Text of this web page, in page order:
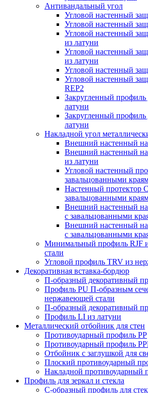
Антивандальный угол
Угловой настенный
Угловой настенный
Угловой настенный
из латуни
Угловой настенный
из латуни
Угловой настенный
Угловой настенный
REP2
Закругленный профиль
латуни
Закругленный профиль
латуни
Накладной угол
Внешний настенный
Внешний настенный
из латуни
Угловой настенный
завальцованными
Настенный протектор
завальцованными
Внешний настенный
с завальцованными
Внешний настенный
с завальцованными
Минимальный профиль RJF
стали
Угловой профиль TRV из
Декоративная вставка-бордюр
П-образный декоративный
Профиль PU П-образным
нержавеющей стали
П-образный декоративный
Профиль LI из латуни
Металлический отбойник для стен
Противоударный профиль PP
Противоударный профиль
Отбойник с заглушкой для
Плоский противоударный
Накладной противоударный
Профиль для зеркал и стекла
С-образный профиль для